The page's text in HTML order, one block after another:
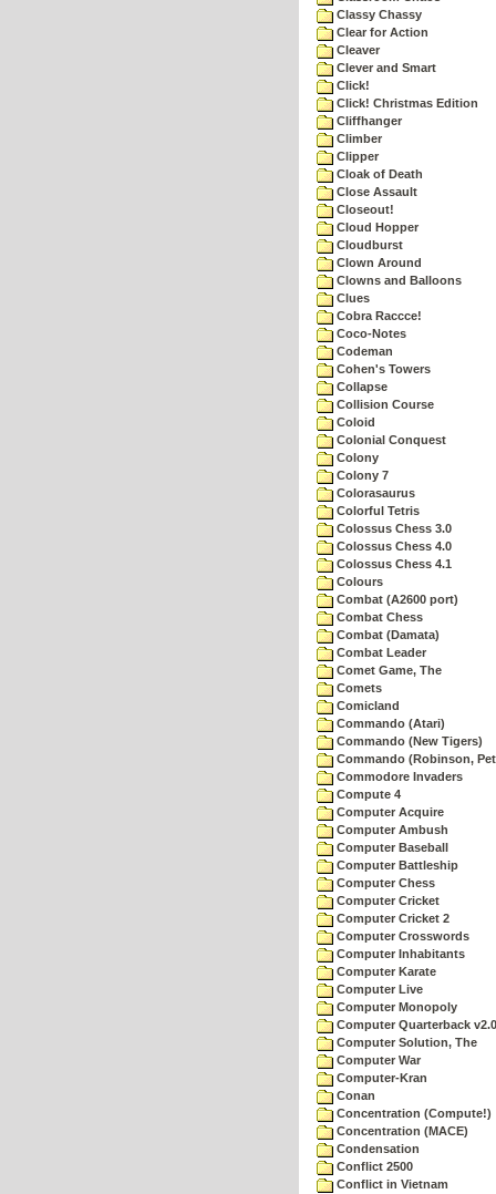
Classy Chassy
Clear for Action
Cleaver
Clever and Smart
Click!
Click! Christmas Edition
Cliffhanger
Climber
Clipper
Cloak of Death
Close Assault
Closeout!
Cloud Hopper
Cloudburst
Clown Around
Clowns and Balloons
Clues
Cobra Raccce!
Coco-Notes
Codeman
Cohen's Towers
Collapse
Collision Course
Coloid
Colonial Conquest
Colony
Colony 7
Colorasaurus
Colorful Tetris
Colossus Chess 3.0
Colossus Chess 4.0
Colossus Chess 4.1
Colours
Combat (A2600 port)
Combat Chess
Combat (Damata)
Combat Leader
Comet Game, The
Comets
Comicland
Commando (Atari)
Commando (New Tigers)
Commando (Robinson,
Commodore Invaders
Compute 4
Computer Acquire
Computer Ambush
Computer Baseball
Computer Battleship
Computer Chess
Computer Cricket
Computer Cricket 2
Computer Crosswords
Computer Inhabitants
Computer Karate
Computer Live
Computer Monopoly
Computer Quarterback v2.0
Computer Solution, The
Computer War
Computer-Kran
Conan
Concentration (Compute!)
Concentration (MACE)
Condensation
Conflict 2500
Conflict in Vietnam